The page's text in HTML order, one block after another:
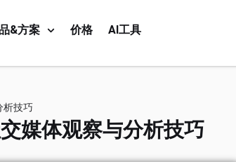
&方案 价格 AI工具
析技巧
媒体观察与分析技巧